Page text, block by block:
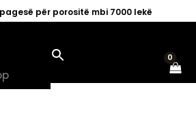
për porositë mbi 7000 lekë